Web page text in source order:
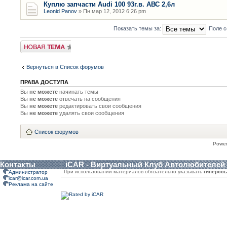
Куплю запчасти Audi 100 93г.в. АВС 2,6л
Leonid Panov » Пн мар 12, 2012 6:26 pm
Показать темы за: Поле
Новая тема
Вернуться в Список форумов
ПРАВА ДОСТУПА
Вы не можете начинать темы
Вы не можете отвечать на сообщения
Вы не можете редактировать свои сообщения
Вы не можете удалять свои сообщения
Список форумов
Контакты iCAR - Виртуальный Клуб Автолюбителей
Администратор
icar@icar.com.ua
Реклама на сайте
При использовании материалов обязательно указывать